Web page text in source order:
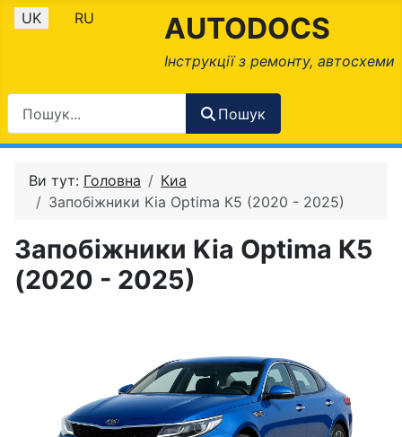
Оберіть свою мову
UK RU AUTODOCS
Інструкції з ремонту, автосхеми
Пошук
Ви тут: Головна
Киа
Запобіжники Kia Optima К5 (2020 - 2025)
Запобіжники Kia Optima К5
(2020 - 2025)